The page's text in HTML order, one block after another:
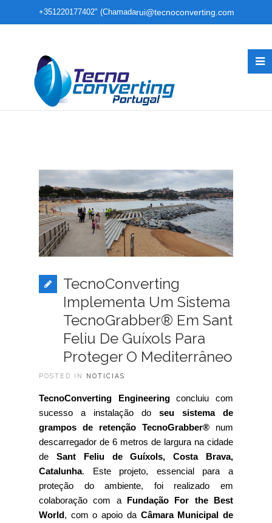
+351220177402" (Chamadarui@tecnoconverting.com
TecnoConverting
Implementa Um Sistema
TecnoGrabber® Em Sant
Feliu De Guíxols Para
Proteger O Mediterrâneo
POSTED IN NOTICIAS
TecnoConverting Engineeringconcluiu com
sucesso a instalação do seu sistema de
grampos de retenção TecnoGrabber® num
descarregador de 6 metros de largura na cidade
de Sant Feliu de Guíxols, Costa Brava,
Catalunha. Este projeto, essencial para a
proteção do ambiente, foi realizado em
colaboração com a Fundação For the Best
World, com o apoio da Câmara Municipal de